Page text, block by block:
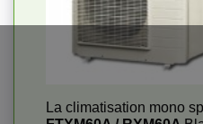
La climatisation mono